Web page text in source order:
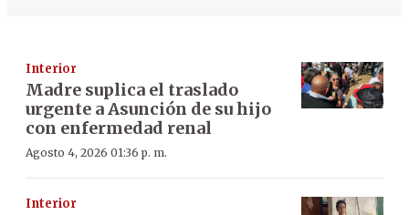
Interior
Madre suplica el traslado
urgente a Asunción de su hijo
con enfermedad renal
Agosto 4, 2026 01:36 p. m.
Interior